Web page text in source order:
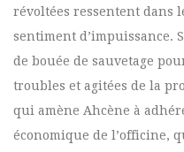
révoltées ressentent dans
sentiment d’impuissance.
de bouée de sauvetage
troubles et agitées de la
qui amène Ahcène à
économique de l’officine,